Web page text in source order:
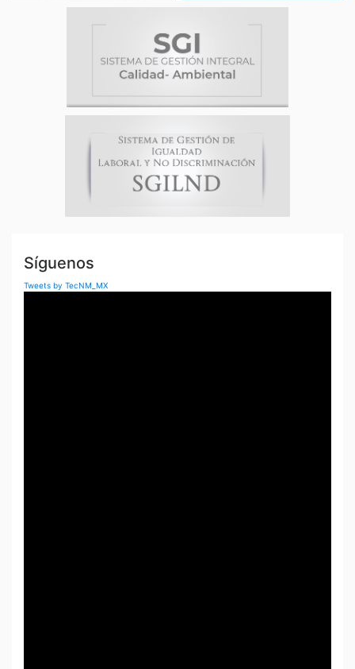
Síguenos
Tweets by TecNM_MX